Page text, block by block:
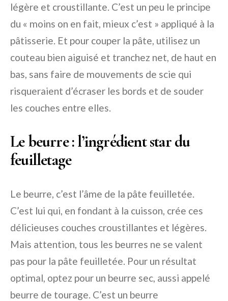
légère et croustillante. C’est un peu le principe
du « moins on en fait, mieux c’est » appliqué à la
pâtisserie. Et pour couper la pâte, utilisez un
couteau bien aiguisé et tranchez net, de haut en
bas, sans faire de mouvements de scie qui
risqueraient d’écraser les bords et de souder
les couches entre elles.
Le beurre : l’ingrédient star du
feuilletage
Le beurre, c’est l’âme de la pâte feuilletée.
C’est lui qui, en fondant à la cuisson, crée ces
délicieuses couches croustillantes et légères.
Mais attention, tous les beurres ne se valent
pas pour la pâte feuilletée. Pour un résultat
optimal, optez pour un beurre sec, aussi appelé
beurre de tourage. C’est un beurre